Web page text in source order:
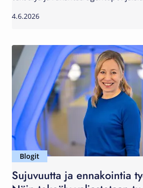
4.6.2026
Blogit
Sujuvuutta ja ennakointia